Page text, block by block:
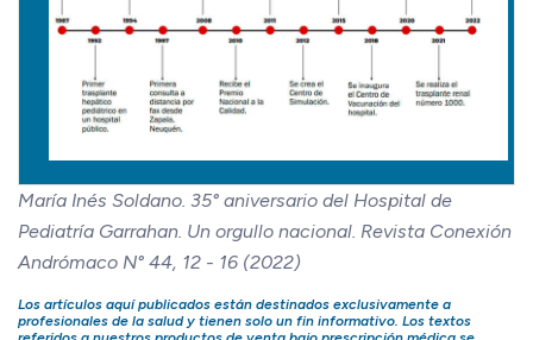
María Inés Soldano. 35° aniversario del Hospital de
Pediatría Garrahan. Un orgullo nacional. Revista Conexión
Andrómaco N° 44, 12 - 16 (2022)
Los artículos aquí publicados están destinados exclusivamente a
profesionales de la salud y tienen solo un fin informativo. Los textos